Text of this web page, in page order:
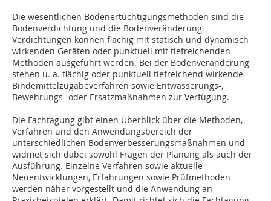
Die wesentlichen Bodenertüchtigungsmethoden sind die
Bodenverdichtung und die Bodenveränderung.
Verdichtungen können flächig mit statisch und dynamisch
wirkenden Geräten oder punktuell mit tiefreichenden
Methoden ausgeführt werden. Bei der Bodenveränderung
stehen u. a. flächig oder punktuell tiefreichend wirkende
Bindemittelzugabeverfahren sowie Entwässerungs-,
Bewehrungs- oder Ersatzmaßnahmen zur Verfügung.
Die Fachtagung gibt einen Überblick über die Methoden,
Verfahren und den Anwendungsbereich der
unterschiedlichen Bodenverbesserungsmaßnahmen und
widmet sich dabei sowohl Fragen der Planung als auch der
Ausführung. Einzelne Verfahren sowie aktuelle
Neuentwicklungen, Erfahrungen sowie Prüfmethoden
werden näher vorgestellt und die Anwendung an